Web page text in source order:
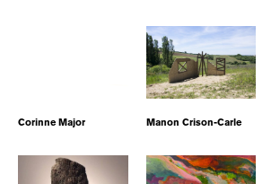
Corinne Major Manon Crison-Carle